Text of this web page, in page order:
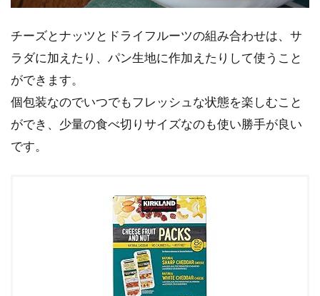
チーズとナッツとドライフルーツの組み合わせは、サ
ラダに加えたり、パン生地に作加えたりして使うこと
ができます。
個包装なのでいつでもフレッシュな状態を楽しむこと
ができ、少量の食べ切りサイズなのも使い勝手が良い
です。